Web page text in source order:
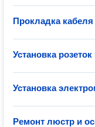
Прокладка кабеля
Установка
Установка
Ремонт люстр и